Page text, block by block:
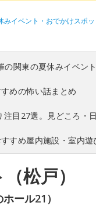
みイベント・おでかけスポッ
関東の夏休みイベン
めの怖い話まとめ
注目27選。見どころ・
すめ屋内施設・室内遊
松戸）
ール21）